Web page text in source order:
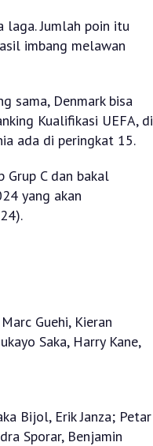
Jumlah poin itu
imbang melawan
sama, Denmark bisa
Kualifikasi UEFA, di
ada di peringkat 15.
C dan bakal
yang akan
Guehi, Kieran
Saka, Harry Kane,
Bijol, Erik Janza; Petar
Sporar, Benjamin